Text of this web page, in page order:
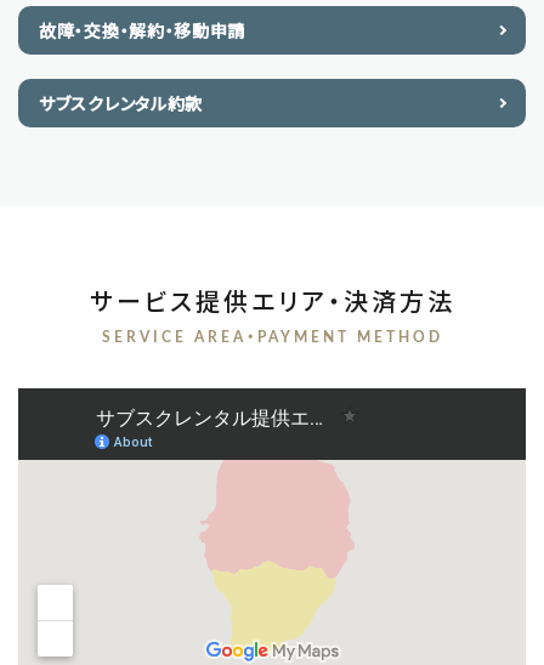
故障・交換・解約・移動申請
サブスクレンタル約款
サービス提供エリア・決済方法
SERVICE AREA・PAYMENT METHOD